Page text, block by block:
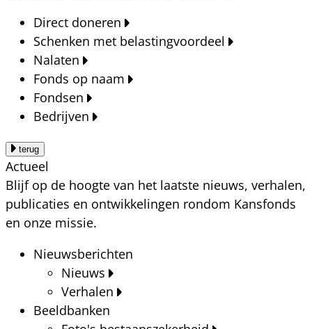
Direct doneren
Schenken met belastingvoordeel
Nalaten
Fonds op naam
Fondsen
Bedrijven
terug
Actueel
Blijf op de hoogte van het laatste nieuws, verhalen,
publicaties en ontwikkelingen rondom Kansfonds
en onze missie.
Nieuwsberichten
Nieuws
Verhalen
Beeldbanken